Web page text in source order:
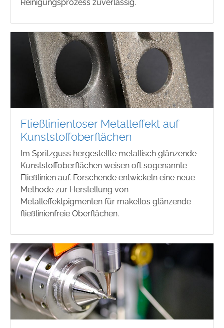
Reinigungsprozess zuverlässig.
Fließlinienloser Metalleffekt auf
Kunststoffoberflächen
Im Spritzguss hergestellte metallisch glänzende
Kunststoffoberflächen weisen oft sogenannte
Fließlinien auf. Forschende entwickeln eine neue
Methode zur Herstellung von
Metalleffektpigmenten für makellos glänzende
fließlinienfreie Oberflächen.